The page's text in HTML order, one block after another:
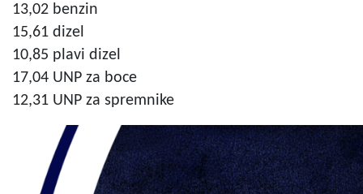
13,02 benzin
15,61 dizel
10,85 plavi dizel
17,04 UNP za boce
12,31 UNP za spremnike